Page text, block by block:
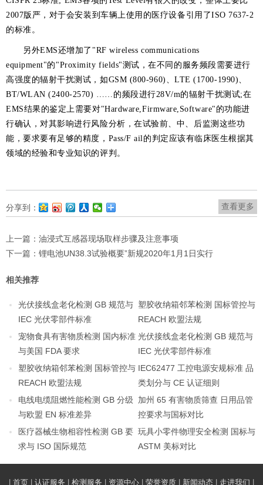
2007版严，对于会安装到车辆上使用的医疗设备引用了ISO 7637-2
的标准。
另外EMS还增加了"RF wireless communications
equipment"的"Proximity fields"测试，在不同的服务频段需要进行
高强度的辐射干扰测试，如GSM (800-960)、LTE (1700-1990)、
BT/WLAN (2400-2570) ……的频段进行28V/m的辐射干扰测试;在
EMS结果的鉴定上需要对"Hardware,Firmware,Software"的功能进
行确认，对其影响进行风险分析，在试验前、中、后监测这些功
能，要求要有足够的精度，Pass/F ail的判定应该有临床医生根据其
领域的经验和专业知识的评判。
查看更多
分享到：
上一篇： 油浸式互感器现场取样步骤及注意事项
下一篇： 锂电池UN38.3试验概要”新规2020年1月1日实行
相关推荐
光伏接线盒老化检测 GB 规范与
IEC 光伏零部件标准
塑胶收纳箱邻苯检测 国标管控与
REACH 欧盟法规
宠物食具有害物质检测 国内标准
与美国 FDA 要求
光伏接线盒老化检测 GB 规范与
IEC 光伏零部件标准
塑胶收纳箱邻苯检测 国标管控与
REACH 欧盟法规
IEC62477 工控电源安规标准 品
类划分与 CE 认证细则
电线电缆阻燃性能检测 GB 分级
与欧盟 EN 标准差异
加州 65 有害物质筛查 日用品管
控要求与国标对比
医疗器械生物相容性检测 GB 要
求与 ISO 国际规范
玩具小零件物理安全检测 国标与
ASTM 美标对比
首页 认证服务 检测服务 资源中心 荣誉资质 新闻动态 走进我们